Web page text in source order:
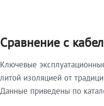
Сравнение с
Ключевые
литой изоляцией от
Данные приведены по